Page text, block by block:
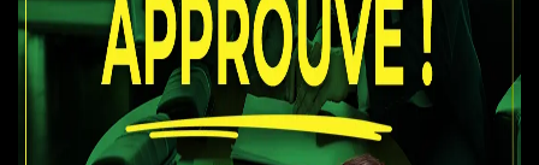
Vous recherchez une solution efficace pour améliorer votre
situation de crédit ? Nous sommes là pour vous aider avec les
meilleurs programmes de financement disponibles sur le
marché, adaptés à votre situation.
✅ FINANCEMENT APPROUVÉ À 100%OU RECEVEZ